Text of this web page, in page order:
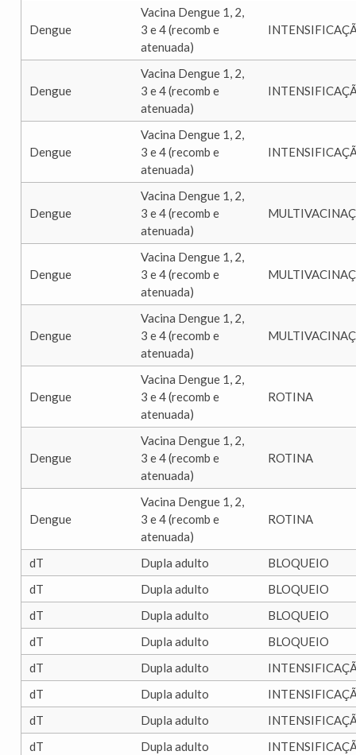
Dengue
Vacina Dengue 1, 2,
3 e 4 (recomb e
atenuada)
Dengue
Vacina Dengue 1, 2,
3 e 4 (recomb e
atenuada)
Dengue
Vacina Dengue 1, 2,
3 e 4 (recomb e
atenuada)
Dengue
Vacina Dengue 1, 2,
3 e 4 (recomb e
atenuada)
Dengue
Vacina Dengue 1, 2,
3 e 4 (recomb e
atenuada)
Dengue
Vacina Dengue 1, 2,
3 e 4 (recomb e
atenuada)
Dengue
Vacina Dengue 1, 2,
3 e 4 (recomb e
atenuada)
ROTINA
Dengue
Vacina Dengue 1, 2,
3 e 4 (recomb e
atenuada)
ROTINA
Dengue
Vacina Dengue 1, 2,
3 e 4 (recomb e
atenuada)
ROTINA
dT Dupla adulto
BLOQUEIO
dT
Dupla adulto
BLOQUEIO
dT
Dupla adulto
BLOQUEIO
dT
Dupla adulto
BLOQUEIO
dT
Dupla adulto
dT
Dupla adulto
dT
Dupla adulto
dT
Dupla adulto